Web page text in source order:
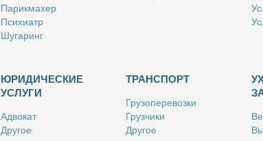
Па­рик­махер
Пси­хи­атр
Шу­га­ринг
ЮРИДИЧЕСКИЕ
УСЛУГИ
Адво­кат
Дру­гое
ТРАНСПОРТ
Гру­зо­пе­ре­воз­ки
Груз­чи­ки
Дру­гое